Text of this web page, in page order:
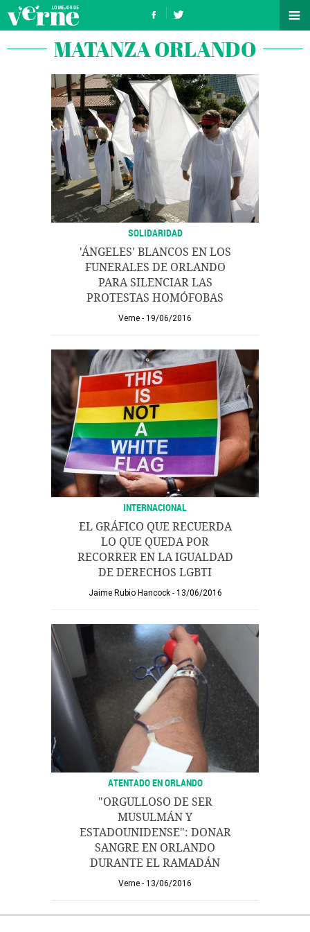
MATANZA ORLANDO
SOLIDARIDAD
'ÁNGELES' BLANCOS EN LOS
FUNERALES DE ORLANDO
PARA SILENCIAR LAS
PROTESTAS HOMÓFOBAS
Verne 19/06/2016
INTERNACIONAL
EL GRÁFICO QUE RECUERDA
LO QUE QUEDA POR
RECORRER EN LA IGUALDAD
DE DERECHOS LGBTI
Jaime Rubio Hancock 13/06/2016
ATENTADO EN ORLANDO
"ORGULLOSO DE SER
MUSULMÁN Y
ESTADOUNIDENSE": DONAR
SANGRE EN ORLANDO
DURANTE EL RAMADÁN
Verne 13/06/2016